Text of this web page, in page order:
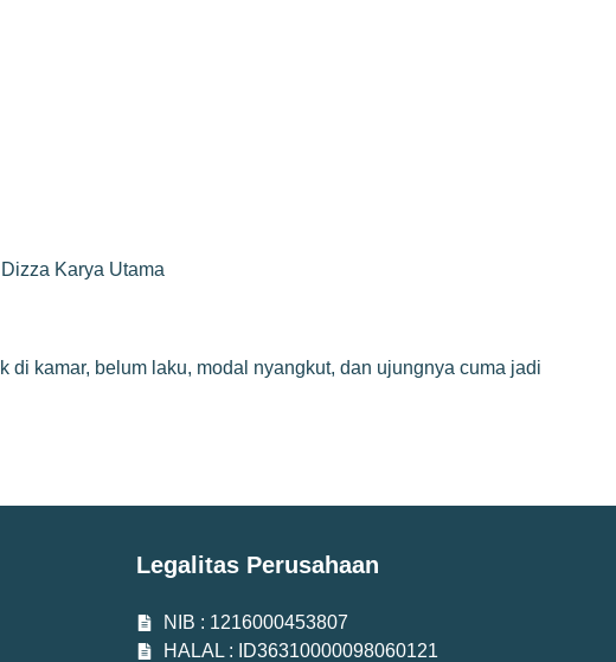
Karya Utama
kamar, belum laku, modal nyangkut, dan ujungnya cuma jadi
Legalitas Perusahaan
NIB : 1216000453807
HALAL : ID36310000098060121